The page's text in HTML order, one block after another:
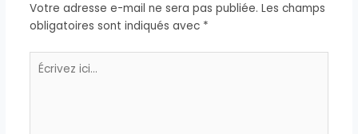
Votre adresse e-mail ne sera pas publiée. Les champs
obligatoires sont indiqués avec *
Écrivez
ici…